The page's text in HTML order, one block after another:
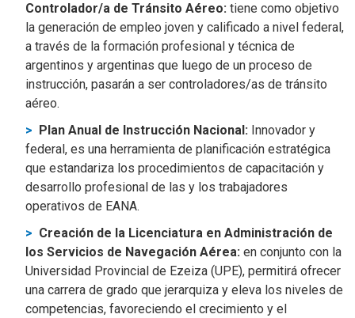
Controlador/a de Tránsito Aéreo:tiene como objetivo
la generación de empleo joven y calificado a nivel federal,
a través de la formación profesional y técnica de
argentinos y argentinas que luego de un proceso de
instrucción, pasarán a ser controladores/as de tránsito
aéreo.
Plan Anual de Instrucción Nacional: Innovador y
federal, es una herramienta de planificación estratégica
que estandariza los procedimientos de capacitación y
desarrollo profesional de las y los trabajadores
operativos de EANA.
Creación de la Licenciatura en Administración de
los Servicios de Navegación Aérea:en conjunto con la
Universidad Provincial de Ezeiza (UPE), permitirá ofrecer
una carrera de grado que jerarquiza y eleva los niveles de
competencias, favoreciendo el crecimiento y el